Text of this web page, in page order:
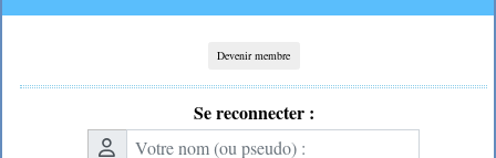
Devenir membre
Se reconnecter :